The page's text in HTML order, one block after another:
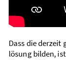
Dass die
lösung bilden,